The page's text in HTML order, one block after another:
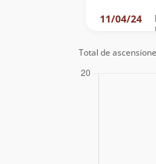
11/04/24
01/10/23
Total de